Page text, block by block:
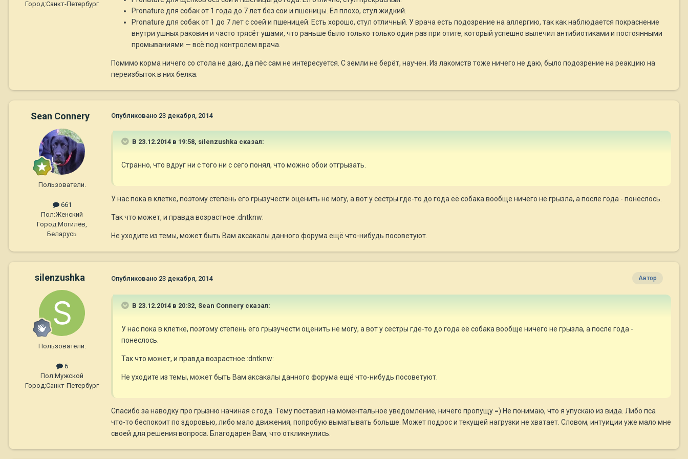
Город:Санкт-Петербург
Pronature для собак от 1 года до 7 лет без сои и пшеницы. Ел плохо, стул жидкий.
Pronature для собак от 1 до 7 лет с соей и пшеницей. Есть хорошо, стул отличный. У врача есть подозрение на аллергию, так как наблюдается покраснение
внутри ушных раковин и часто трясёт ушами, что раньше было только только один раз при отите, который успешно вылечил антибиотиками и постоянными
промываниями — всё под контролем врача.
Помимо корма ничего со стола не даю, да пёс сам не интересуется. С земли не берёт, научен. Из лакомств тоже ничего не даю, было подозрение на реакцию на
переизбыток в них белка.
Sean Connery
Пользователи.
661
Пол:Женский
Город:Могилёв,
Беларусь
Опубликовано 23 декабря, 2014
В 23.12.2014 в 19:58, silenzushka сказал:
Странно, что вдруг ни с того ни с сего понял, что можно обои отгрызать.
У нас пока в клетке, поэтому степень его грызучести оценить не могу, а вот у сестры где-то до года её собака вообще ничего не грызла, а после года - понеслось.
Так что может, и правда возрастное :dntknw:
Не уходите из темы, может быть Вам аксакалы данного форума ещё что-нибудь посоветуют.
silenzushka
Пользователи.
6
Пол:Мужской
Город:Санкт-Петербург
Автор
Опубликовано 23 декабря, 2014
В 23.12.2014 в 20:32, Sean Connery сказал:
У нас пока в клетке, поэтому степень его грызучести оценить не могу, а вот у сестры где-то до года её собака вообще ничего не грызла, а после года -
понеслось.
Так что может, и правда возрастное :dntknw:
Не уходите из темы, может быть Вам аксакалы данного форума ещё что-нибудь посоветуют.
Спасибо за наводку про грызню начиная с года. Тему поставил на моментальное уведомление, ничего пропущу =) Не понимаю, что я упускаю из вида. Либо пса
что-то беспокоит по здоровью, либо мало движения, попробую выматывать больше. Может подрос и текущей нагрузки не хватает. Словом, интуиции уже мало мне
своей для решения вопроса. Благодарен Вам, что откликнулись.